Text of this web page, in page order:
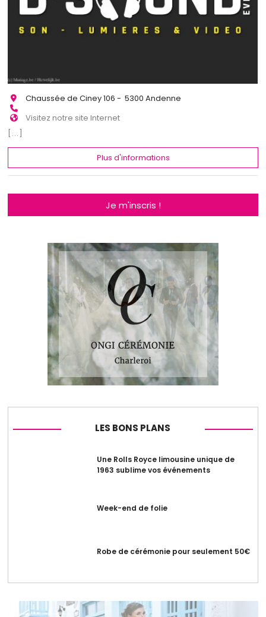
Chaussée de Ciney 106 - 5300 Andenne
Visitez notre site Internet
[...]
Plus d'informations
Je m'inscris !
LES BONS PLANS
Une Rolls Royce limousine unique de
1963 sublime vos événements
Week-end de folie
Robe de cérémonie pour seulement 50€